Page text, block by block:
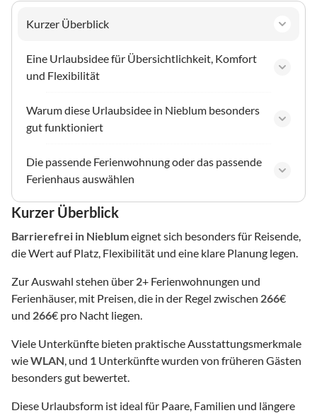
Kurzer Überblick
Eine Urlaubsidee für Übersichtlichkeit, Komfort
und Flexibilität
Warum diese Urlaubsidee in Nieblum besonders
gut funktioniert
Die passende Ferienwohnung oder das passende
Ferienhaus auswählen
Kurzer Überblick
Barrierefrei in Nieblumeignet sich besonders für Reisende,
die Wert auf Platz, Flexibilität und eine klare Planung legen.
Zur Auswahl stehen über 2+ Ferienwohnungen und
Ferienhäuser, mit Preisen, die in der Regel zwischen 266€
und 266€ pro Nacht liegen.
Viele Unterkünfte bieten praktische Ausstattungsmerkmale
wieWLAN, und 1 Unterkünfte wurden von früheren Gästen
besonders gut bewertet.
Diese Urlaubsform ist ideal für Paare, Familien und längere